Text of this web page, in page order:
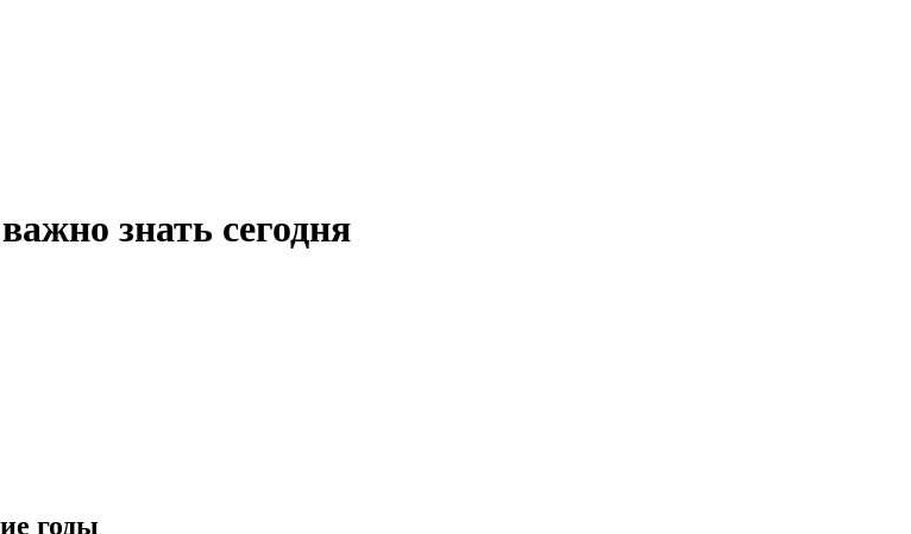
знать сегодня
годы